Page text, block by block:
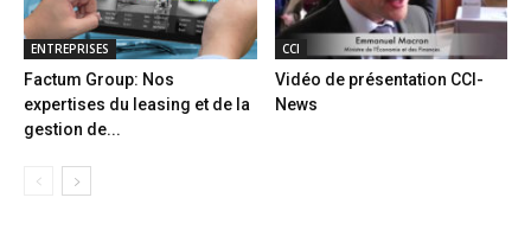
ENTREPRISES
Factum Group: Nos
expertises du leasing et de la
gestion de...
CCI
Vidéo de présentation CCI-
News